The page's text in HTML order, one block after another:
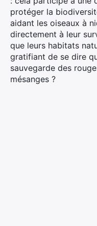
protéger la
aidant les oiseaux à
directement à leur
que leurs habitats
gratifiant de se dire
sauvegarde des
mésanges ?